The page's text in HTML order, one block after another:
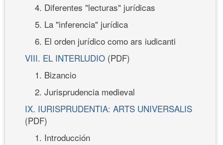
4. Diferentes "lecturas" jurídicas
5. La "inferencia" jurídica
6. El orden jurídico como ars iudicanti
VIII. EL INTERLUDIO (PDF)
1. Bizancio
2. Jurisprudencia medieval
IX. IURISPRUDENTIA: ARTS UNIVERSALIS
(PDF)
1. Introducción